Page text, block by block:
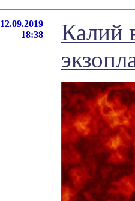
12.09.2019
18:38
Калий